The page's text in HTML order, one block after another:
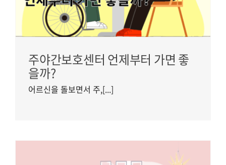
주야간보호센터 언제부터 가면 좋
을까?
어르신을 돌보면서 주,[...]